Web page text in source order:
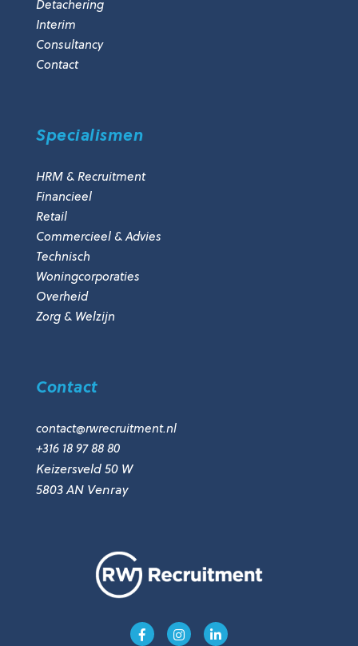
Detachering
Interim
Consultancy
Contact
Specialismen
HRM & Recruitment
Financieel
Retail
Commercieel & Advies
Technisch
Woningcorporaties
Overheid
Zorg & Welzijn
Contact
contact@rwrecruitment.nl
+316 18 97 88 80
Keizersveld 50 W
5803 AN Venray